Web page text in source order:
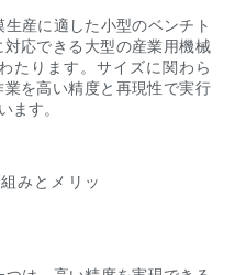
産に適した小型のベンチト
応できる大型の産業用機械
たります。サイズに関わら
を高い精度と再現性で実行
ます。